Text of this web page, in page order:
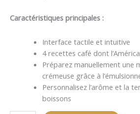
Caractéristiques principales :
Interface tactile et intuitive
4 recettes café dont
Préparez manuellement une
crémeuse grâce à
Personnalisez l’arôme et la
boissons